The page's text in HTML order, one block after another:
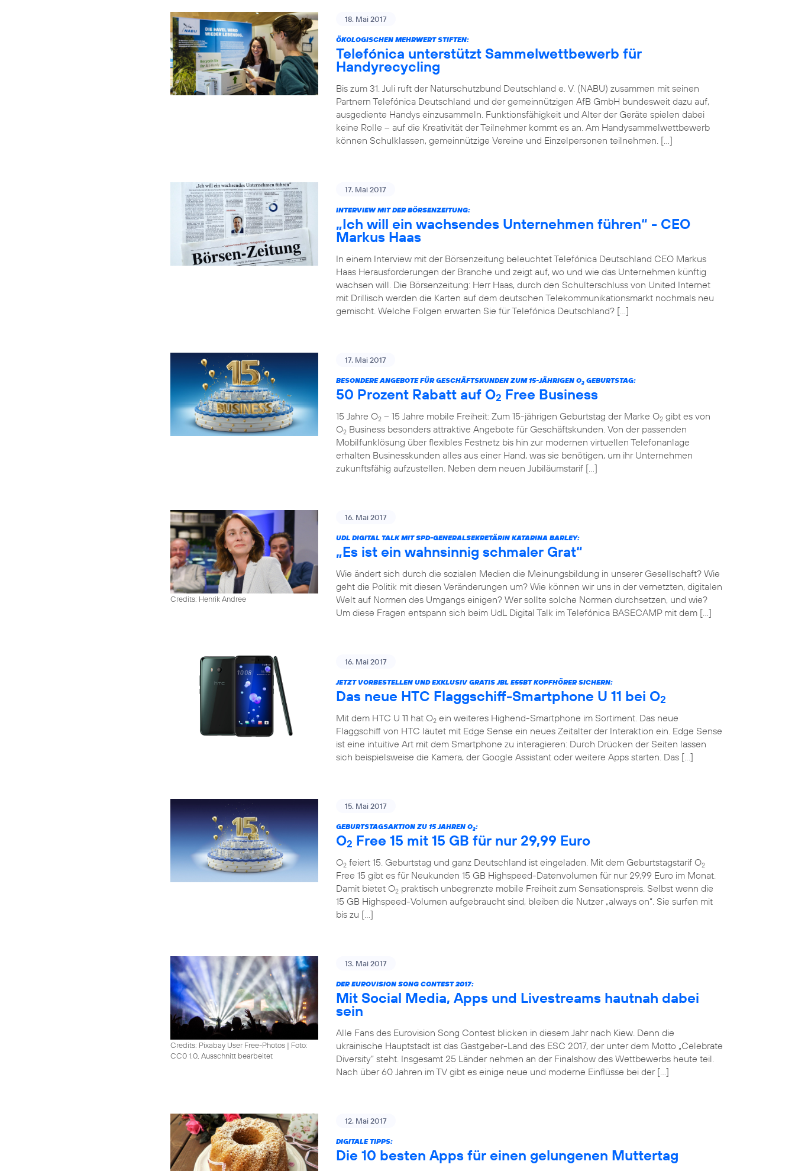
18. Mai 2017
ÖKOLOGISCHEN MEHRWERT STIFTEN:
Telefónica unterstützt Sammelwettbewerb für
Handyrecycling
Bis zum 31. Juli ruft der Naturschutzbund Deutschland e. V. (NABU) zusammen mit seinen
Partnern Telefónica Deutschland und der gemeinnützigen AfB GmbH bundesweit dazu auf,
ausgediente Handys einzusammeln. Funktionsfähigkeit und Alter der Geräte spielen dabei
keine Rolle – auf die Kreativität der Teilnehmer kommt es an. Am Handysammelwettbewerb
können Schulklassen, gemeinnützige Vereine und Einzelpersonen teilnehmen. […]
17. Mai 2017
INTERVIEW MIT DER BÖRSENZEITUNG:
„Ich will ein wachsendes Unternehmen führen“ - CEO
Markus Haas
In einem Interview mit der Börsenzeitung beleuchtet Telefónica Deutschland CEO Markus
Haas Herausforderungen der Branche und zeigt auf, wo und wie das Unternehmen künftig
wachsen will. Die Börsenzeitung: Herr Haas, durch den Schulterschluss von United Internet
mit Drillisch werden die Karten auf dem deutschen Telekommunikationsmarkt nochmals neu
gemischt. Welche Folgen erwarten Sie für Telefónica Deutschland? […]
17. Mai 2017
BESONDERE ANGEBOTE FÜR GESCHÄFTSKUNDEN ZUM 15-JÄHRIGEN O2 GEBURTSTAG:
50 Prozent Rabatt auf O2 Free Business
15 Jahre O2 – 15 Jahre mobile Freiheit: Zum 15-jährigen Geburtstag der Marke O2 gibt es von
O2 Business besonders attraktive Angebote für Geschäftskunden. Von der passenden
Mobilfunklösung über flexibles Festnetz bis hin zur modernen virtuellen Telefonanlage
erhalten Businesskunden alles aus einer Hand, was sie benötigen, um ihr Unternehmen
zukunftsfähig aufzustellen. Neben dem neuen Jubiläumstarif […]
Credits: Henrik Andree
16. Mai 2017
UDL DIGITAL TALK MIT SPD-GENERALSEKRETÄRIN KATARINA BARLEY:
„Es ist ein wahnsinnig schmaler Grat“
Wie ändert sich durch die sozialen Medien die Meinungsbildung in unserer Gesellschaft? Wie
geht die Politik mit diesen Veränderungen um? Wie können wir uns in der vernetzten, digitalen
Welt auf Normen des Umgangs einigen? Wer sollte solche Normen durchsetzen, und wie?
Um diese Fragen entspann sich beim UdL Digital Talk im Telefónica BASECAMP mit dem […]
16. Mai 2017
JETZT VORBESTELLEN UND EXKLUSIV GRATIS JBL E55BT KOPFHÖRER SICHERN:
Das neue HTC Flaggschiff-Smartphone U 11 bei O2
Mit dem HTC U 11 hat O2 ein weiteres Highend-Smartphone im Sortiment. Das neue
Flaggschiff von HTC läutet mit Edge Sense ein neues Zeitalter der Interaktion ein. Edge Sense
ist eine intuitive Art mit dem Smartphone zu interagieren: Durch Drücken der Seiten lassen
sich beispielsweise die Kamera, der Google Assistant oder weitere Apps starten. Das […]
15. Mai 2017
GEBURTSTAGSAKTION ZU 15 JAHREN O2:
O2 Free 15 mit 15 GB für nur 29,99 Euro
O2 feiert 15. Geburtstag und ganz Deutschland ist eingeladen. Mit dem Geburtstagstarif O2
Free 15 gibt es für Neukunden 15 GB Highspeed-Datenvolumen für nur 29,99 Euro im Monat.
Damit bietet O2 praktisch unbegrenzte mobile Freiheit zum Sensationspreis. Selbst wenn die
15 GB Highspeed-Volumen aufgebraucht sind, bleiben die Nutzer „always on“. Sie surfen mit
bis zu […]
Credits: Pixabay User Free-Photos | Foto:
CC0 1.0, Ausschnitt bearbeitet
13. Mai 2017
DER EUROVISION SONG CONTEST 2017:
Mit Social Media, Apps und Livestreams hautnah dabei
sein
Alle Fans des Eurovision Song Contest blicken in diesem Jahr nach Kiew. Denn die
ukrainische Hauptstadt ist das Gastgeber-Land des ESC 2017, der unter dem Motto „Celebrate
Diversity“ steht. Insgesamt 25 Länder nehmen an der Finalshow des Wettbewerbs heute teil.
Nach über 60 Jahren im TV gibt es einige neue und moderne Einflüsse bei der […]
12. Mai 2017
DIGITALE TIPPS:
Die 10 besten Apps für einen gelungenen Muttertag